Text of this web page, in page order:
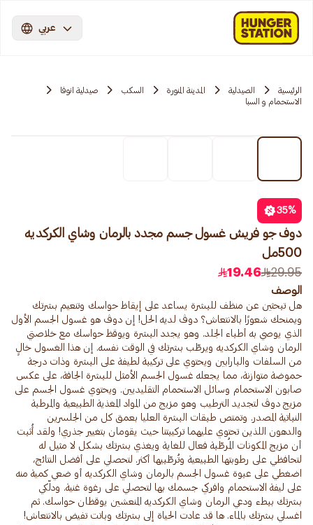
عربي
الرئيسية الصيدلية المدينة المنورة السكب
صيدلية انوفا
الاستحمام و السبا
35%
دوف جو فريش غسول جسم مجدد بالرمان وشاي الكركديه
500مل
29.95
19.46
الوصف
هل تبحثين عن منظف للبشرة يساعد على إيقاظ حواسك وتنعيم بشرتك
ويمنحك شعورًا بالانتعاش؟ دوڤ لديه الحل! إن دوڤ هو غسول الجسم الأول
الذي يوصي به أطباء الجلد. وهو يجدد البشرة ويوقظ حواسك مع خلاصتي
الرمان وشاي الكركديه ويرطّب بشرتك في الوقت نفسه. إن هذا الغسول خالٍ
من السلفات والبارابين ويحتوي على تركيبة لطيفة على البشرة وذات درجة
حموضة متوازنة، مما يجعله غسول الجسم الأمثل للبشرة الجافة، على عكس
صابون الاستحمام وسائل الاستحمام التقليديين. ويحتوي غسول الجسم على
مزيج دوڤ لتجديد الترطيب وهو مزيج من المواد المغذية الطبيعية والمرطبة
النباتية المصدر. وتمتص طبقات البشرة العليا بعمق كل من الجلسرين
والدهون اللذين تحتوي عليهما تركيبتنا حيث يقومان بتغيير جذري! ولقد أُثبت
أن مزيج المكونات المُرطّبة فعال للغاية ويغذي بشرتك بشكل لا مثيل له
لتحافظي على رطوبتها الطبيعية وتُرطّبيها أكثر. لتحصلي على أفضل النتائج،
اضغطي على عبوة غسول الجسم بالرمان وشاي الكركديه أو ضعي كمية منه
على ليفة الاستحمام وافركي جسمك بها لتحصلي على رغوة غنية. ودلّكي
بشرتك ببطء ودعي الرمان وشاي الكركديه المنعشين يوقظان حواسك. ثم
اغسلي بشرتك بالماء. ها قد عادت الحياة إلى بشرتك وباتت تفيض بالانتعاش!